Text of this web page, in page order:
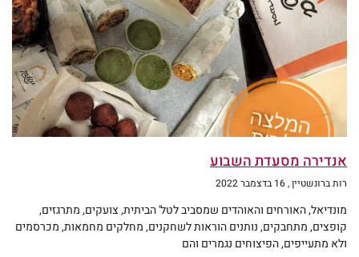
אנדירה מסעדת השבוע
רות ברונשטיין 16 בדצמבר 2022
מונדיאל, האורחים והאוהדים שמסביב לטל' הביתית, צועקים, מתרגזים,
קופצים, מתחבקים, נותנים הוראות לשחקנים, מחלקים מחמאות, מכרסמים
ולא מתעייפים, הפיצוחים נגמרים והם